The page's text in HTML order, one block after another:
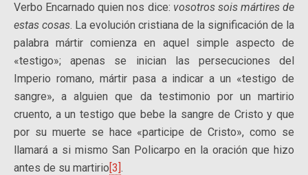
Verbo Encarnado quien nos dice: vosotros sois mártires de
estas cosas. La evolución cristiana de la significación de la
palabra mártir comienza en aquel simple aspecto de
«testigo»; apenas se inician las persecuciones del
Imperio romano, mártir pasa a indicar a un «testigo de
sangre», a alguien que da testimonio por un martirio
cruento, a un testigo que bebe la sangre de Cristo y que
por su muerte se hace «participe de Cristo», como se
llamará a si mismo San Policarpo en la oración que hizo
antes de su martirio[3].